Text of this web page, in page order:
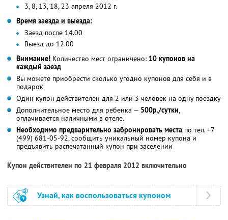
3, 8, 13, 18, 23 апреля 2012 г.
Время заезда и выезда:
Заезд после 14.00
Выезд до 12.00
Внимание! Количество мест ограничено: 10 купонов на
каждый заезд
Вы можете приобрести сколько угодно купонов для себя и в
подарок
Один купон действителен для 2 или 3 человек на одну поездку
Дополнительное место для ребенка — 500р./сутки,
оплачивается наличными в отеле.
Необходимо предварительно забронировать места по тел. +7
(499) 681-05-92, сообщить уникальный номер купона и
предъявить распечатанный купон при заселении
Купон действителен по 21 февраля 2012 включительно
Узнай, как воспользоваться купоном